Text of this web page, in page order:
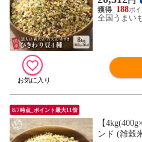
188
全国うまい
8/7時点_ポイント最大11倍
【
ンド (雑穀